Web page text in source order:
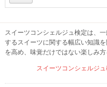
スイーツコンシェルジュ検定は、
するスイーツに関する幅広い知識
を高め、味覚だけではない楽しみ
スイーツコンシェルジ